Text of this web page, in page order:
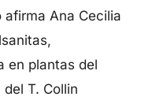
Ana Cecilia
en plantas del
T. Collin